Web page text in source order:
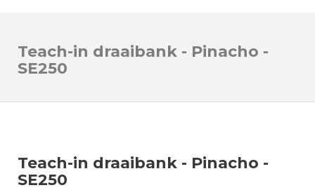
Teach-in draaibank - Pinacho -
SE250
Teach-in draaibank - Pinacho -
SE250